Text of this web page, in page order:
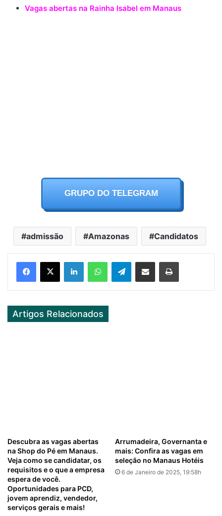
Vagas abertas na Rainha Isabel em Manaus
GRUPO DO TELEGRAM
admissão Amazonas Candidatos
Telegram
Artigos Relacionados
Descubra as vagas abertas
na Shop do Pé em Manaus.
Veja como se candidatar, os
requisitos e o que a empresa
espera de você.
Oportunidades para PCD,
jovem aprendiz, vendedor,
serviços gerais e mais!
Arrumadeira, Governanta e
mais: Confira as vagas em
seleção no Manaus Hotéis
6 de Janeiro de 2025, 19:58h